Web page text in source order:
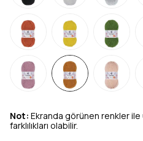
Not: Ekranda görünen renkler
farklılıkları olabilir.